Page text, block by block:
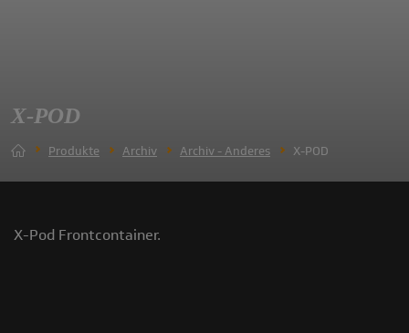
X-POD
Produkte Archiv Archiv - Anderes X-POD
X-Pod Frontcontainer.